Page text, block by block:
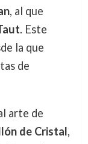
, al que
. Este
la que
de
arte de
de Cristal,